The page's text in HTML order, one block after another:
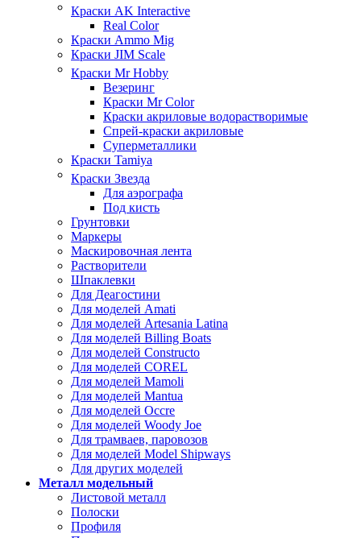
Краски AK Interactive
Real Color
Краски Ammo Mig
Краски JIM Scale
Краски Mr Hobby
Везеринг
Краски Mr Color
Краски акриловые водорастворимые
Спрей-краски акриловые
Суперметаллики
Краски Tamiya
Краски Звезда
Для аэрографа
Под кисть
Грунтовки
Маркеры
Маскировочная лента
Растворители
Шпаклевки
Для Деагостини
Для моделей Amati
Для моделей Artesania Latina
Для моделей Billing Boats
Для моделей Constructo
Для моделей COREL
Для моделей Mamoli
Для моделей Mantua
Для моделей Occre
Для моделей Woody Joe
Для трамваев, паровозов
Для моделей Model Shipways
Для других моделей
Металл модельный
Листовой металл
Полоски
Профиля